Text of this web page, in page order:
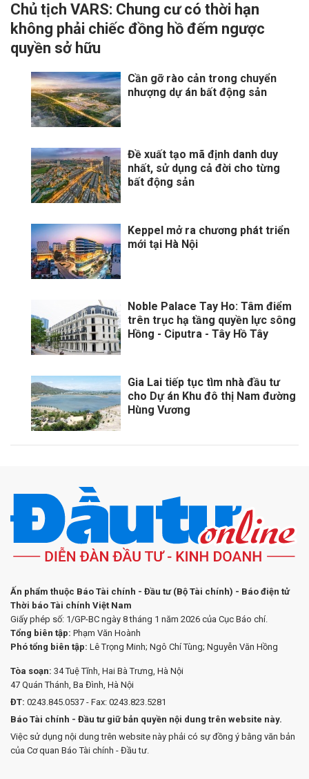
Chủ tịch VARS: Chung cư có thời hạn
không phải chiếc đồng hồ đếm ngược
quyền sở hữu
Cần gỡ rào cản trong chuyển
nhượng dự án bất động sản
Đề xuất tạo mã định danh duy
nhất, sử dụng cả đời cho từng
bất động sản
Keppel mở ra chương phát triển
mới tại Hà Nội
Noble Palace Tay Ho: Tâm điểm
trên trục hạ tầng quyền lực sông
Hồng - Ciputra - Tây Hồ Tây
Gia Lai tiếp tục tìm nhà đầu tư
cho Dự án Khu đô thị Nam đường
Hùng Vương
Ấn phẩm thuộc Báo Tài chính - Đầu tư (Bộ Tài chính) - Báo điện tử
Thời báo Tài chính Việt Nam
Giấy phép số: 1/GP-BC ngày 8 tháng 1 năm 2026 của Cục Báo chí.
Tổng biên tập: Phạm Văn Hoành
Phó tổng biên tập: Lê Trọng Minh; Ngô Chí Tùng; Nguyễn Văn Hồng
Tòa soạn: 34 Tuệ Tĩnh, Hai Bà Trưng, Hà Nội
47 Quán Thánh, Ba Đình, Hà Nội
ĐT: 0243.845.0537 - Fax: 0243.823.5281
Báo Tài chính - Đầu tư giữ bản quyền nội dung trên website này.
Việc sử dụng nội dung trên website này phải có sự đồng ý bằng văn bản
của Cơ quan Báo Tài chính - Đầu tư.